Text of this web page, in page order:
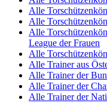
Alle
Alle
Alle
League der Frauen
Alle
Alle Trainer aus
Alle Trainer der
Alle Trainer der
Alle Trainer der